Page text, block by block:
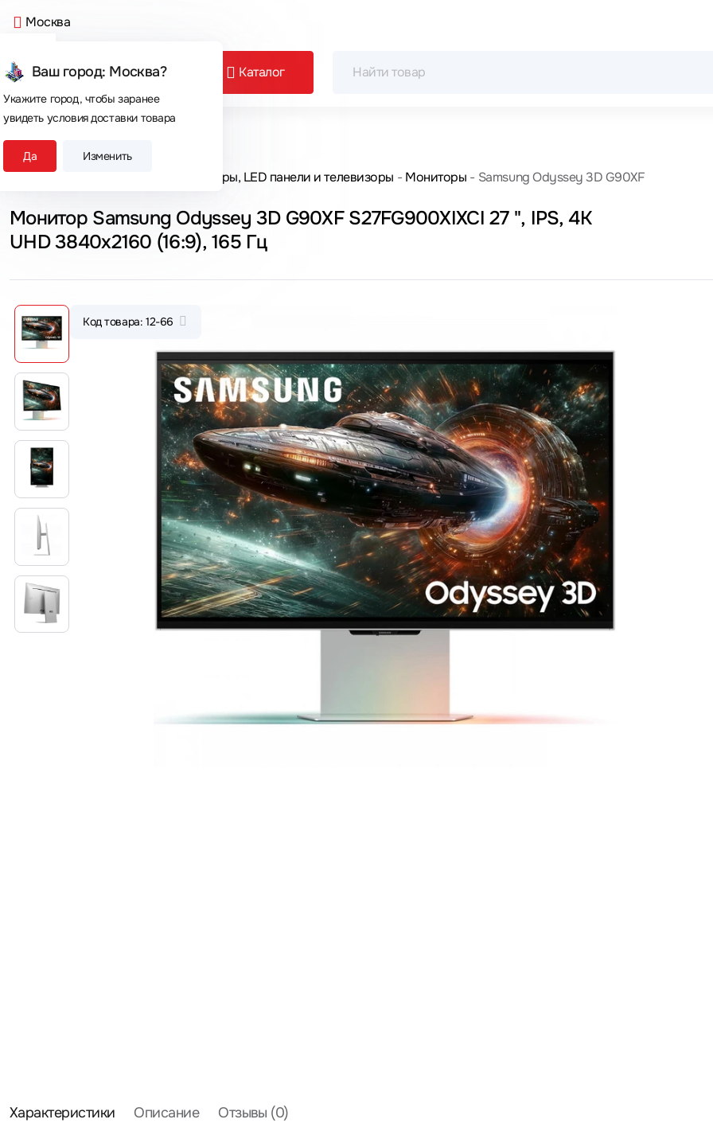
Москва
Ваш город: Москва?
Укажите город, чтобы заранее
увидеть условия доставки товара
Да Изменить
Каталог
Сегодня покупают
Главная Мониторы, LED панели и телевизоры Мониторы Samsung Odyssey 3D G90XF
Монитор Samsung Odyssey 3D G90XF S27FG900XIXCI 27 ", IPS, 4K
UHD 3840x2160 (16:9), 165 Гц
Код товара: 12-66
Характеристики Описание Отзывы (0)